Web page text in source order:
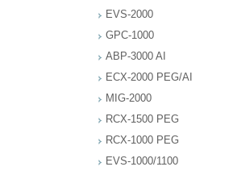
EVS-2000
GPC-1000
ABP-3000 AI
ECX-2000 PEG/AI
MIG-2000
RCX-1500 PEG
RCX-1000 PEG
EVS-1000/1100